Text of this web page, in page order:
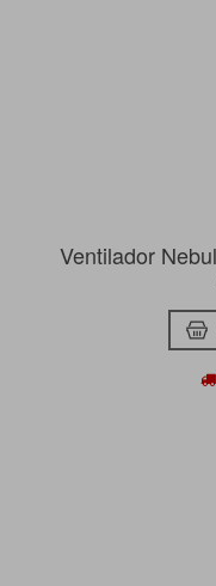
Ventilador